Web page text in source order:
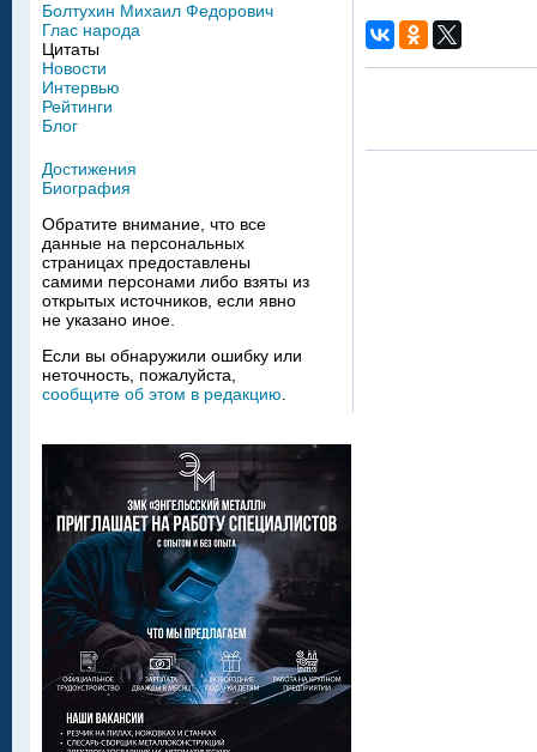
Болтухин Михаил Федорович
Глас народа
Цитаты
Новости
Интервью
Рейтинги
Блог
Достижения
Биография
Обратите внимание, что все
данные на персональных
страницах предоставлены
самими персонами либо взяты из
открытых источников, если явно
не указано иное.
Если вы обнаружили ошибку или
неточность, пожалуйста,
сообщите об этом в редакцию.